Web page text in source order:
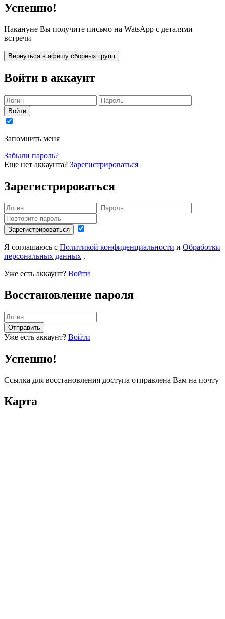
Успешно!
Накануне Вы получите письмо на WatsApp с деталями
встречи
Вернуться в афишу сборных групп
Войти в аккаунт
Войти
Запомнить меня
Забыли пароль?
Еще нет аккаунта? Зарегистрироваться
Зарегистрироваться
Зарегистрироваться
Я соглашаюсь с Политикой конфиденциальности и Обработки
персональных данных .
Уже есть аккаунт? Войти
Восстановление пароля
Отправить
Уже есть аккаунт? Войти
Успешно!
Ссылка для восстановления доступа отправлена Вам на почту
Карта